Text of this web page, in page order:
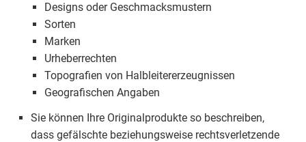
Designs oder Geschmacksmustern
Sorten
Marken
Urheberrechten
Topografien von Halbleitererzeugnissen
Geografischen Angaben
Sie können Ihre Originalprodukte so beschreiben,
dass gefälschte beziehungsweise rechtsverletzende